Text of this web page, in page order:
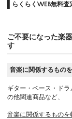
らくらくWEB無料査
ご不要になった楽
す
音楽に関係するもの
ギター・ベース・ドラ
の他関連商品など、
音楽に関係するものを